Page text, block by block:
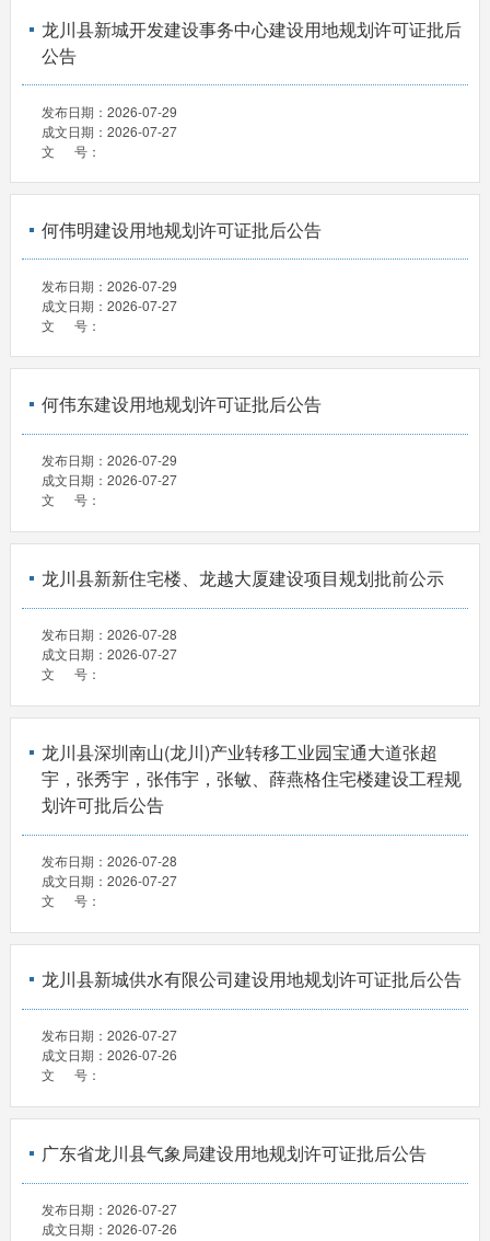
龙川县新城开发建设事务中心建设用地规划许可证批后
公告
发布日期： 2026-07-29
成文日期： 2026-07-27
文 号：
何伟明建设用地规划许可证批后公告
发布日期： 2026-07-29
成文日期： 2026-07-27
文 号：
何伟东建设用地规划许可证批后公告
发布日期： 2026-07-29
成文日期： 2026-07-27
文 号：
龙川县新新住宅楼、龙越大厦建设项目规划批前公示
发布日期： 2026-07-28
成文日期： 2026-07-27
文 号：
龙川县深圳南山(龙川)产业转移工业园宝通大道张超
宇，张秀宇，张伟宇，张敏、薛燕格住宅楼建设工程规
划许可批后公告
发布日期： 2026-07-28
成文日期： 2026-07-27
文 号：
龙川县新城供水有限公司建设用地规划许可证批后公告
发布日期： 2026-07-27
成文日期： 2026-07-26
文 号：
广东省龙川县气象局建设用地规划许可证批后公告
发布日期： 2026-07-27
成文日期： 2026-07-26